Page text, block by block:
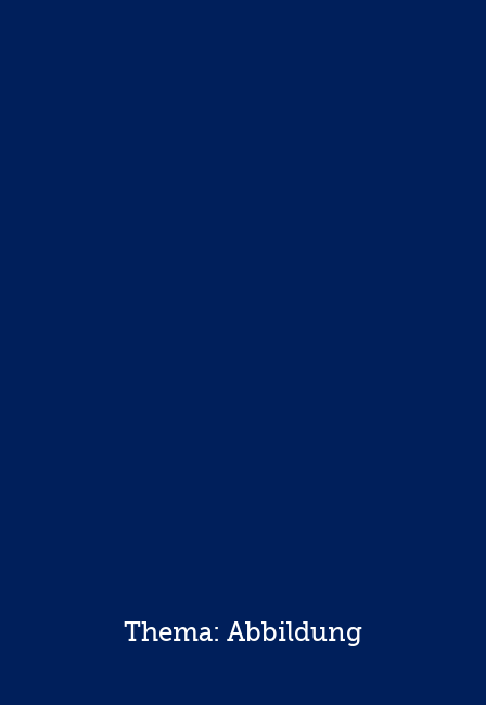
Thema: Abbildung